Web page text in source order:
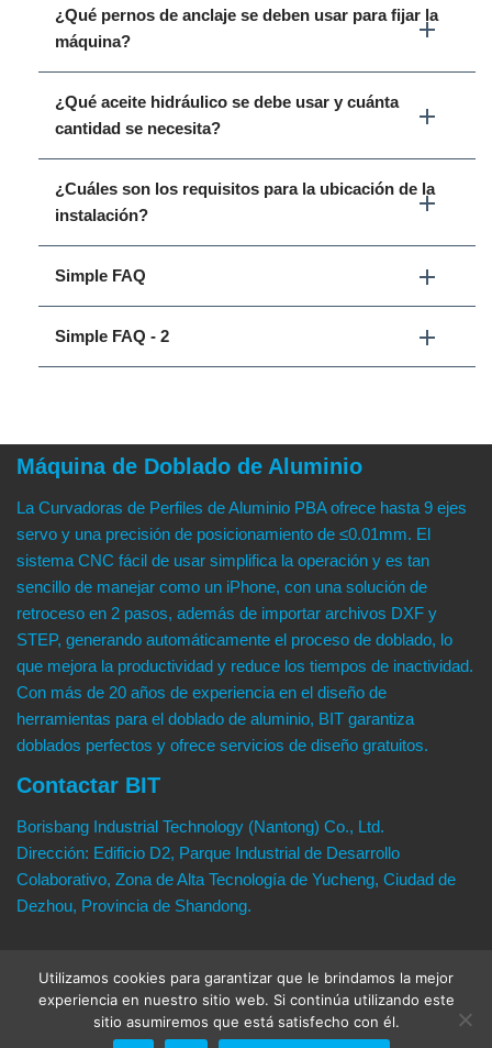
¿Qué pernos de anclaje se deben usar para fijar la
máquina?
¿Qué aceite hidráulico se debe usar y cuánta
cantidad se necesita?
¿Cuáles son los requisitos para la ubicación de la
instalación?
Simple FAQ
Simple FAQ - 2
Máquina de Doblado de Aluminio
La Curvadoras de Perfiles de Aluminio PBA ofrece hasta 9 ejes
servo y una precisión de posicionamiento de ≤0.01mm. El
sistema CNC fácil de usar simplifica la operación y es tan
sencillo de manejar como un iPhone, con una solución de
retroceso en 2 pasos, además de importar archivos DXF y
STEP, generando automáticamente el proceso de doblado, lo
que mejora la productividad y reduce los tiempos de inactividad.
Con más de 20 años de experiencia en el diseño de
herramientas para el doblado de aluminio, BIT garantiza
doblados perfectos y ofrece servicios de diseño gratuitos.
Contactar BIT
Borisbang Industrial Technology (Nantong) Co., Ltd.
Dirección: Edificio D2, Parque Industrial de Desarrollo
Colaborativo, Zona de Alta Tecnología de Yucheng, Ciudad de
Dezhou, Provincia de Shandong.
Correo electrónico:
lion@borisbang.com
Blog|Política de Privacidad
Utilizamos cookies para garantizar que le brindamos la mejor
experiencia en nuestro sitio web. Si continúa utilizando este
sitio asumiremos que está satisfecho con él.